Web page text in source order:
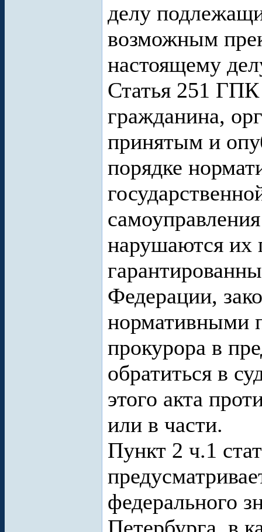
делу
возможным
настоящему
Статья 251
гражданина,
принятым и
порядке
нарушаются их
Федерации,
нормативными
прокурора в
обратиться в
этого акта
или в части.
Пункт 2 ч.1
федерального